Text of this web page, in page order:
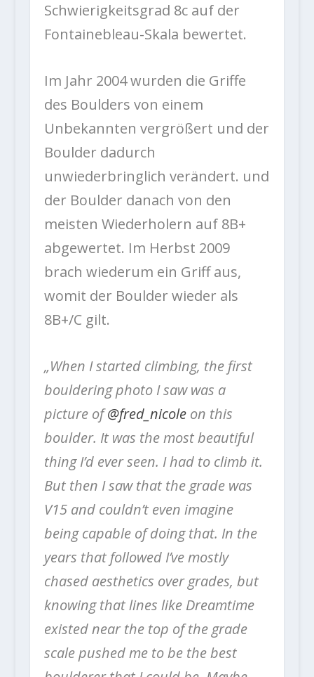
Schwierigkeitsgrad 8c auf der
Fontainebleau-Skala bewertet.
Im Jahr 2004 wurden die Griffe
des Boulders von einem
Unbekannten vergrößert und der
Boulder dadurch
unwiederbringlich verändert. und
der Boulder danach von den
meisten Wiederholern auf 8B+
abgewertet. Im Herbst 2009
brach wiederum ein Griff aus,
womit der Boulder wieder als
8B+/C gilt.
„When I started climbing, the first
bouldering photo I saw was a
picture of@fred_nicoleon this
boulder. It was the most beautiful
thing I’d ever seen. I had to climb it.
But then I saw that the grade was
V15 and couldn’t even imagine
being capable of doing that. In the
years that followed I’ve mostly
chased aesthetics over grades, but
knowing that lines like Dreamtime
existed near the top of the grade
scale pushed me to be the best